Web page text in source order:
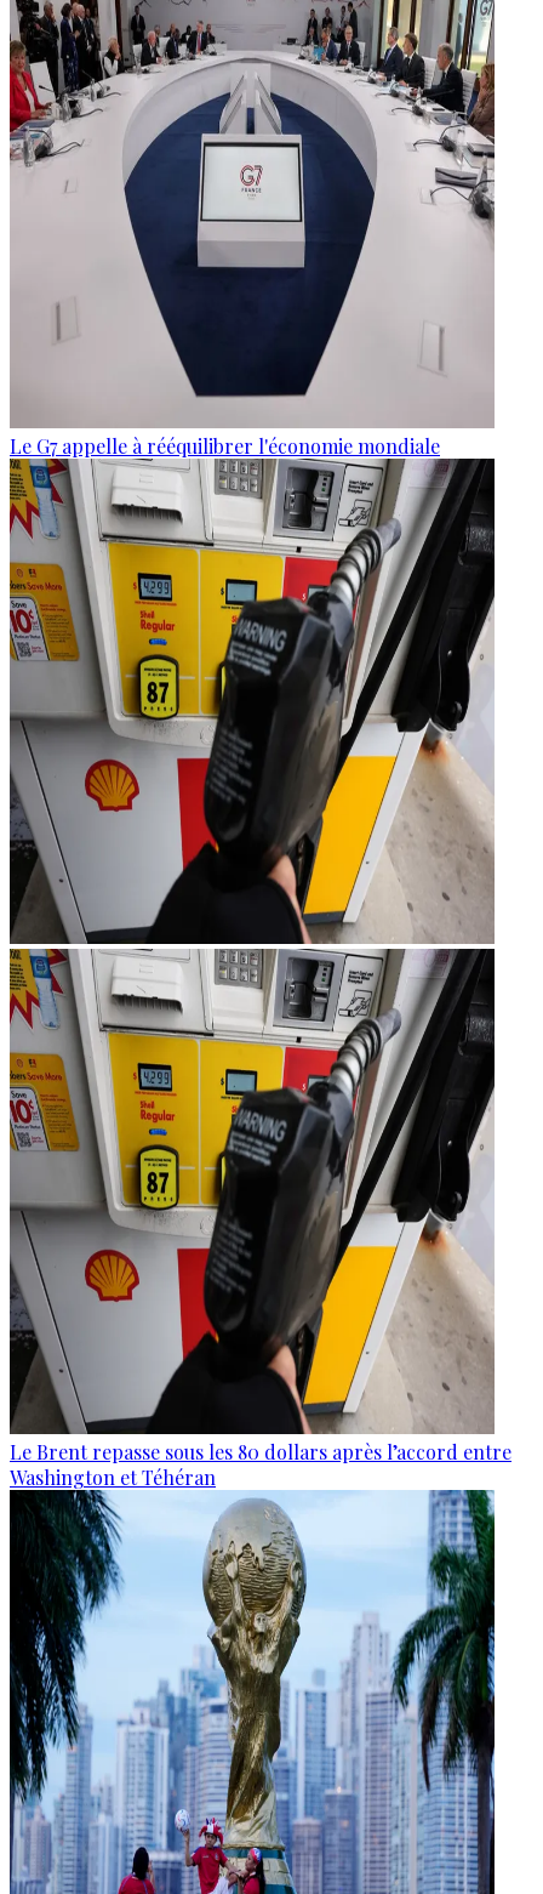
Le G7 appelle à rééquilibrer l'économie mondiale
Le Brent repasse sous les 80 dollars après l’accord entre
Washington et Téhéran